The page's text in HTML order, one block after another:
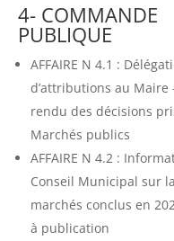
4- COMMANDE
PUBLIQUE
AFFAIRE N 4.1 :
d’attributions au Maire
rendu des décisions
Marchés publics
AFFAIRE N 4.2 :
Conseil Municipal sur
marchés conclus en
à publication